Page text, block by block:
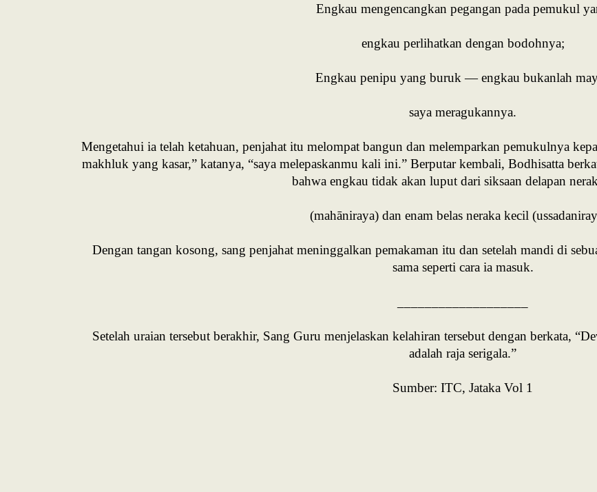
Engkau mengencangkan pegangan pada pemukul
engkau perlihatkan dengan bodohnya;
Engkau penipu yang buruk — engkau bukanlah
saya meragukannya.
Mengetahui ia telah ketahuan, penjahat itu melompat bangun dan melemparkan pemukulnya
makhluk yang kasar,” katanya, “saya melepaskanmu kali ini.” Berputar kembali, Bodhisatta
bahwa engkau tidak akan luput dari siksaan delapan
(mahāniraya) dan enam belas neraka kecil
Dengan tangan kosong, sang penjahat meninggalkan pemakaman itu dan setelah mandi di
sama seperti cara ia masuk.
Setelah uraian tersebut berakhir, Sang Guru menjelaskan kelahiran tersebut dengan berkata,
adalah raja serigala.”
Sumber: ITC, Jataka Vol 1